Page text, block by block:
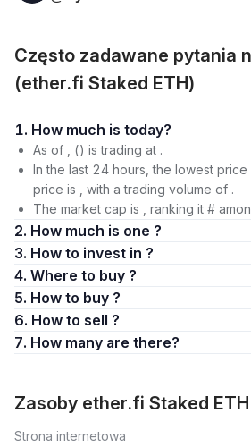
Często zadawane pytania
(ether.fi Staked ETH)
1. How much is today?
As of , () is trading at .
In the last 24 hours, the lowest
price is , with a trading volume of .
The market cap is , ranking it #
2. How much is one ?
3. How to invest in ?
4. Where to buy ?
5. How to buy ?
6. How to sell ?
7. How many are there?
Zasoby ether.fi Staked ETH
Strona internetowa